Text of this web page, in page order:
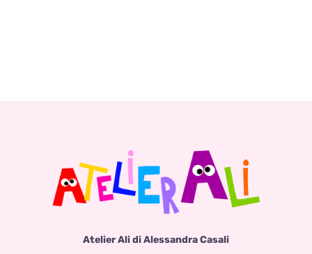
Atelier Ali di Alessandra Casali